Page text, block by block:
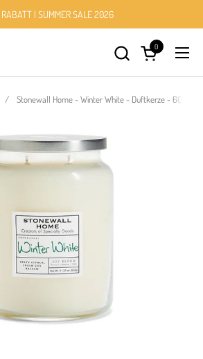
| SUMMER SALE 2026
Warenkorb
0
/ Stonewall Home - Winter White - Duftkerze - 602g